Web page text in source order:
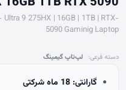
Ultra 9 275HX | 16GB | 1TB | RTX-
5090 Gaminig Laptop
دسته فرعی: لپ‌تاپ گیمینگ
گارانتی: 18 ماه شرکتی